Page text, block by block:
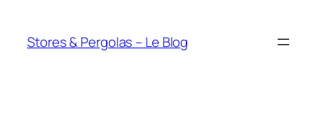
contenu
Stores & Pergolas – Le Blog